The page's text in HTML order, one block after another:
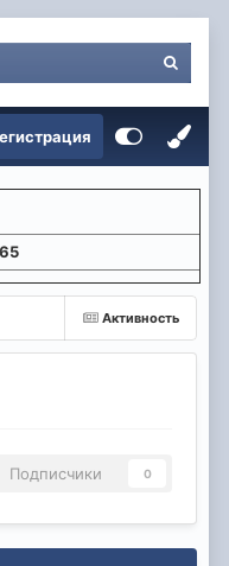
Активность
Подписчики 0